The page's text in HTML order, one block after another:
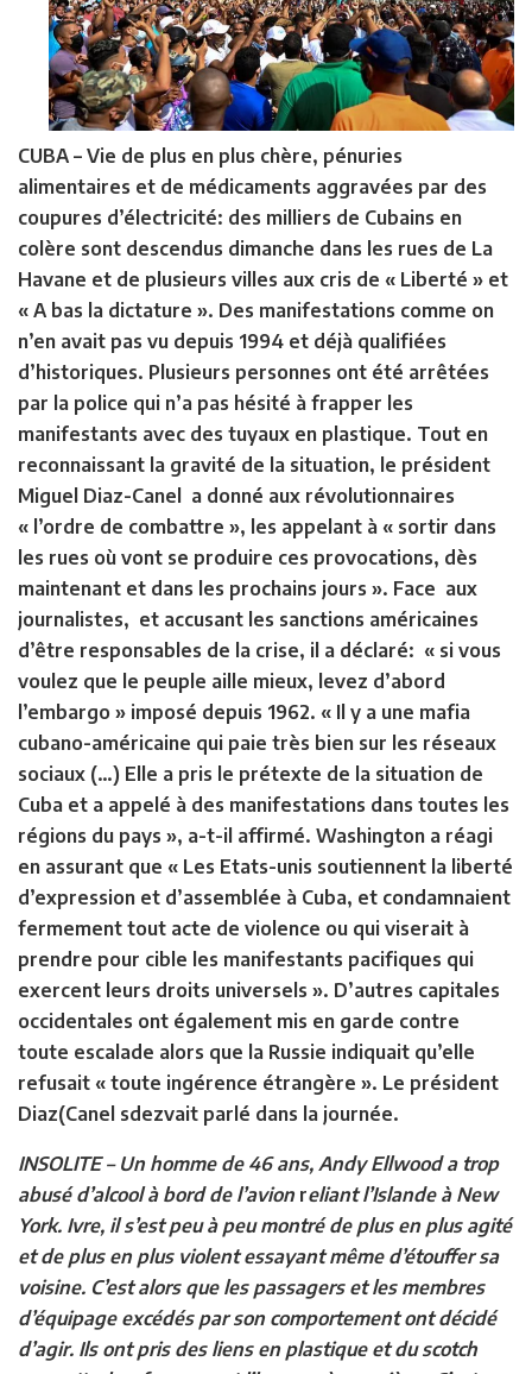
CUBA – Vie de plus en plus chère, pénuries
alimentaires et de médicaments aggravées par des
coupures d’électricité: des milliers de Cubains en
colère sont descendus dimanche dans les rues de La
Havane et de plusieurs villes aux cris de « Liberté » et
« A bas la dictature ». Des manifestations comme on
n’en avait pas vu depuis 1994 et déjà qualifiées
d’historiques. Plusieurs personnes ont été arrêtées
par la police qui n’a pas hésité à frapper les
manifestants avec des tuyaux en plastique. Tout en
reconnaissant la gravité de la situation, le président
Miguel Diaz-Canel a donné aux révolutionnaires
« l’ordre de combattre », les appelant à « sortir dans
les rues où vont se produire ces provocations, dès
maintenant et dans les prochains jours ». Face aux
journalistes, et accusant les sanctions américaines
d’être responsables de la crise, il a déclaré: « si vous
voulez que le peuple aille mieux, levez d’abord
l’embargo » imposé depuis 1962. « Il y a une mafia
cubano-américaine qui paie très bien sur les réseaux
sociaux (…) Elle a pris le prétexte de la situation de
Cuba et a appelé à des manifestations dans toutes les
régions du pays », a-t-il affirmé. Washington a réagi
en assurant que « Les Etats-unis soutiennent la liberté
d’expression et d’assemblée à Cuba, et condamnaient
fermement tout acte de violence ou qui viserait à
prendre pour cible les manifestants pacifiques qui
exercent leurs droits universels ». D’autres capitales
occidentales ont également mis en garde contre
toute escalade alors que la Russie indiquait qu’elle
refusait « toute ingérence étrangère ». Le président
Diaz(Canel sdezvait parlé dans la journée.
INSOLITE –Un homme de 46 ans, Andy Ellwood a trop
abusé d’alcool à bord de l’avion reliant l’Islande à New
York. Ivre, il s’est peu à peu montré de plus en plus agité
et de plus en plus violent essayant même d’étouffer sa
voisine. C’est alors que les passagers et les membres
d’équipage excédés par son comportement ont décidé
d’agir. Ils ont pris des liens en plastique et du scotch